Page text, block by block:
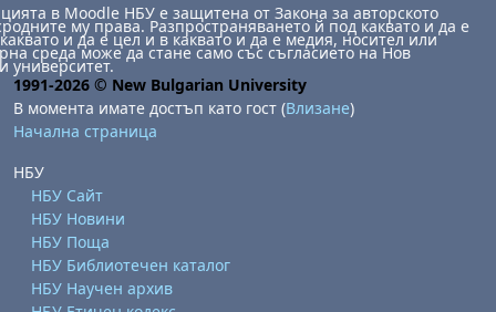
в Moodle НБУ е защитена от Закона за авторското
му права. Разпространяването й под каквато и да е
и да е цел и в каквато и да е медия, носител или
среда може да стане само със съгласието на Нов
университет.
1991-2026 © New Bulgarian University
В момента имате достъп като гост (Влизане)
Начална страница
НБУ
НБУ Сайт
НБУ Новини
НБУ Поща
НБУ Библиотечен каталог
НБУ Научен архив